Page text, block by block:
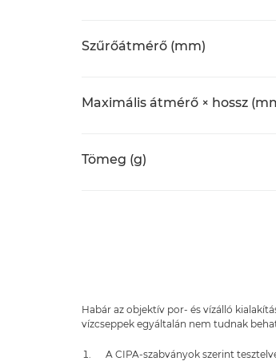
Szűrőátmérő (mm)
Maximális átmérő × hossz
Tömeg (g)
Habár az objektív por- és vízálló
vízcseppek egyáltalán nem tudnak
A CIPA-szabványok szerint